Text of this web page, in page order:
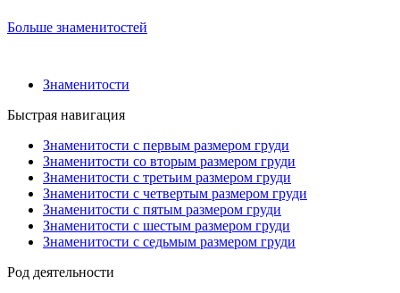
Больше знаменитостей
Знаменитости
Быстрая навигация
Знаменитости с первым размером груди
Знаменитости со вторым размером груди
Знаменитости с третьим размером груди
Знаменитости с четвертым размером груди
Знаменитости с пятым размером груди
Знаменитости с шестым размером груди
Знаменитости с седьмым размером груди
Род деятельности